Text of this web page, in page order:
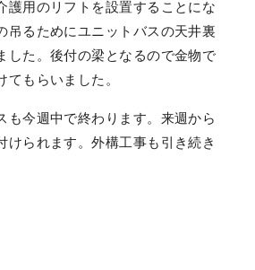
護用のリフトを設置することにな
吊るためにユニットバスの天井裏
した。後付の梁となるので金物で
てもらいました。
も今週中で終わります。来週から
けられます。外構工事も引き続き